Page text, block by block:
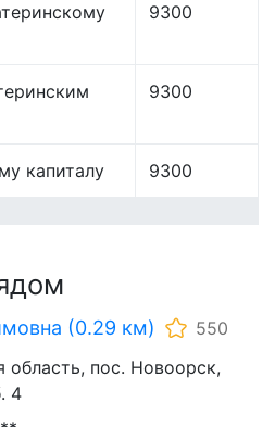
9300
9300
капиталу 9300
(0.29 км)
550
область, пос. Новоорск,
4